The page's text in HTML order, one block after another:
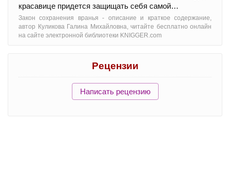
красавице придется защищать себя самой…
Закон сохранения вранья - oписание и краткое содержание,
автор Куликова Галина Михайловна, читайте бесплатно онлайн
на сайте электронной библиотеки KNIGGER.com
Рецензии
Написать рецензию